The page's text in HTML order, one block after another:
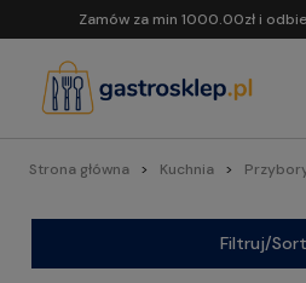
Zamów za min 1000.00zł i
Strona główna Kuchnia
Filtruj/